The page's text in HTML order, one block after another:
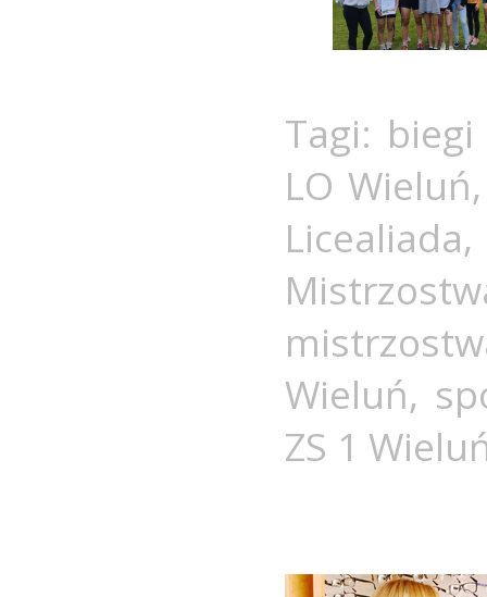
Tagi: biegi
LO Wieluń
Licealiada
Wieluń,
ZS 1